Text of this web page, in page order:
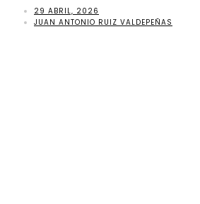
29 ABRIL, 2026
JUAN ANTONIO RUIZ VALDEPEÑAS